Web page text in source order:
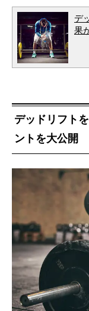
デ
果
デッドリフト
ントを大公開